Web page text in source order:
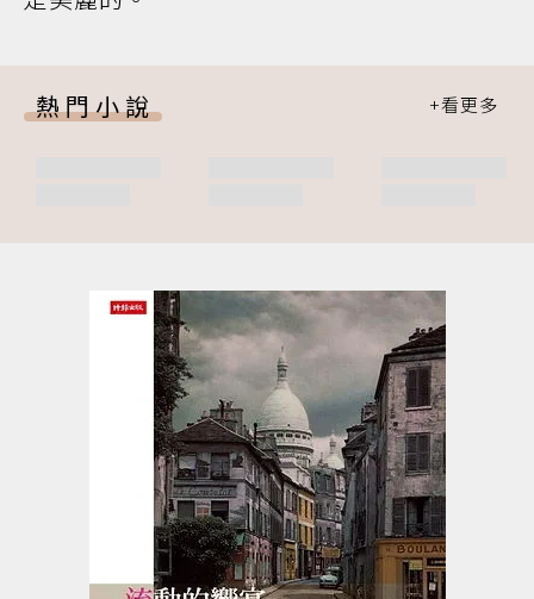
熱門小說